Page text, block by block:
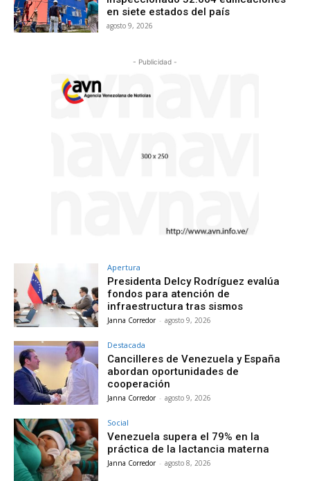
en siete estados del país
agosto 9, 2026
- Publicidad -
Apertura
Presidenta Delcy Rodríguez evalúa
fondos para atención de
infraestructura tras sismos
Janna Corredor - agosto 9, 2026
Destacada
Cancilleres de Venezuela y España
abordan oportunidades de
cooperación
Janna Corredor - agosto 9, 2026
Social
Venezuela supera el 79% en la
práctica de la lactancia materna
Janna Corredor - agosto 8, 2026